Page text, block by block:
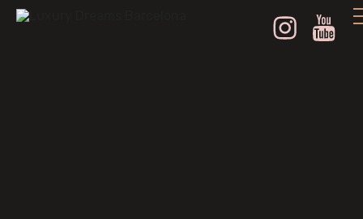
InstagramYoutube